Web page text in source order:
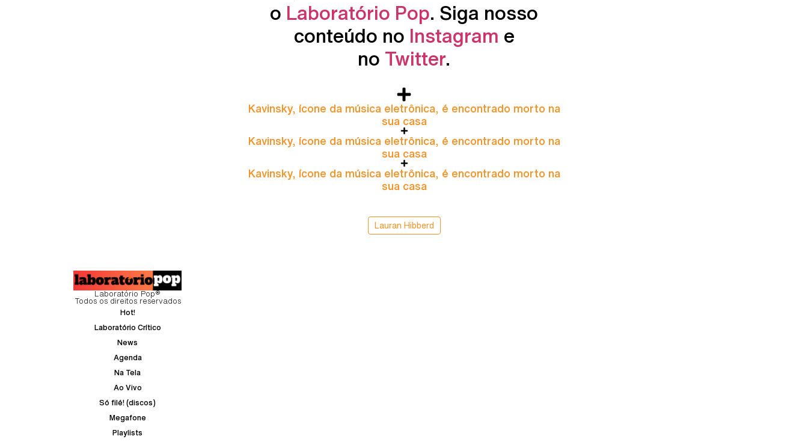
o Laboratório Pop. Siga nosso
conteúdo no Instagram e
no Twitter.
Kavinsky, ícone da música eletrônica, é encontrado morto na
sua casa
Kavinsky, ícone da música eletrônica, é encontrado morto na
sua casa
Kavinsky, ícone da música eletrônica, é encontrado morto na
sua casa
Lauran Hibberd
Laboratório Pop®
Todos os direitos reservados
Hot!
Laboratório Crítico
News
Agenda
Na Tela
Ao Vivo
Só filé! (discos)
Megafone
Playlists